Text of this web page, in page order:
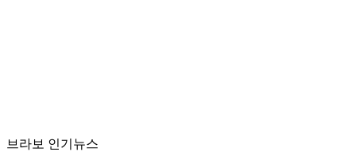
브라보 인기뉴스